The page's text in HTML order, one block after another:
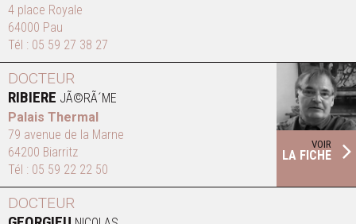
4 place Royale
64000 Pau
Tél : 05 59 27 38 27
DOCTEUR
RIBIERE JÃ©RÃ´ME
Palais Thermal
79 avenue de la Marne
64200 Biarritz
Tél : 05 59 22 22 50
VOIR
LA FICHE
DOCTEUR